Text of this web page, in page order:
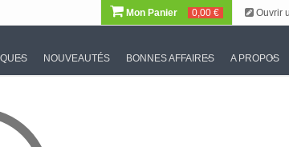
Mon Panier 0,00 € Ouvrir
NOUVEAUTÉS BONNES AFFAIRES A PROPOS